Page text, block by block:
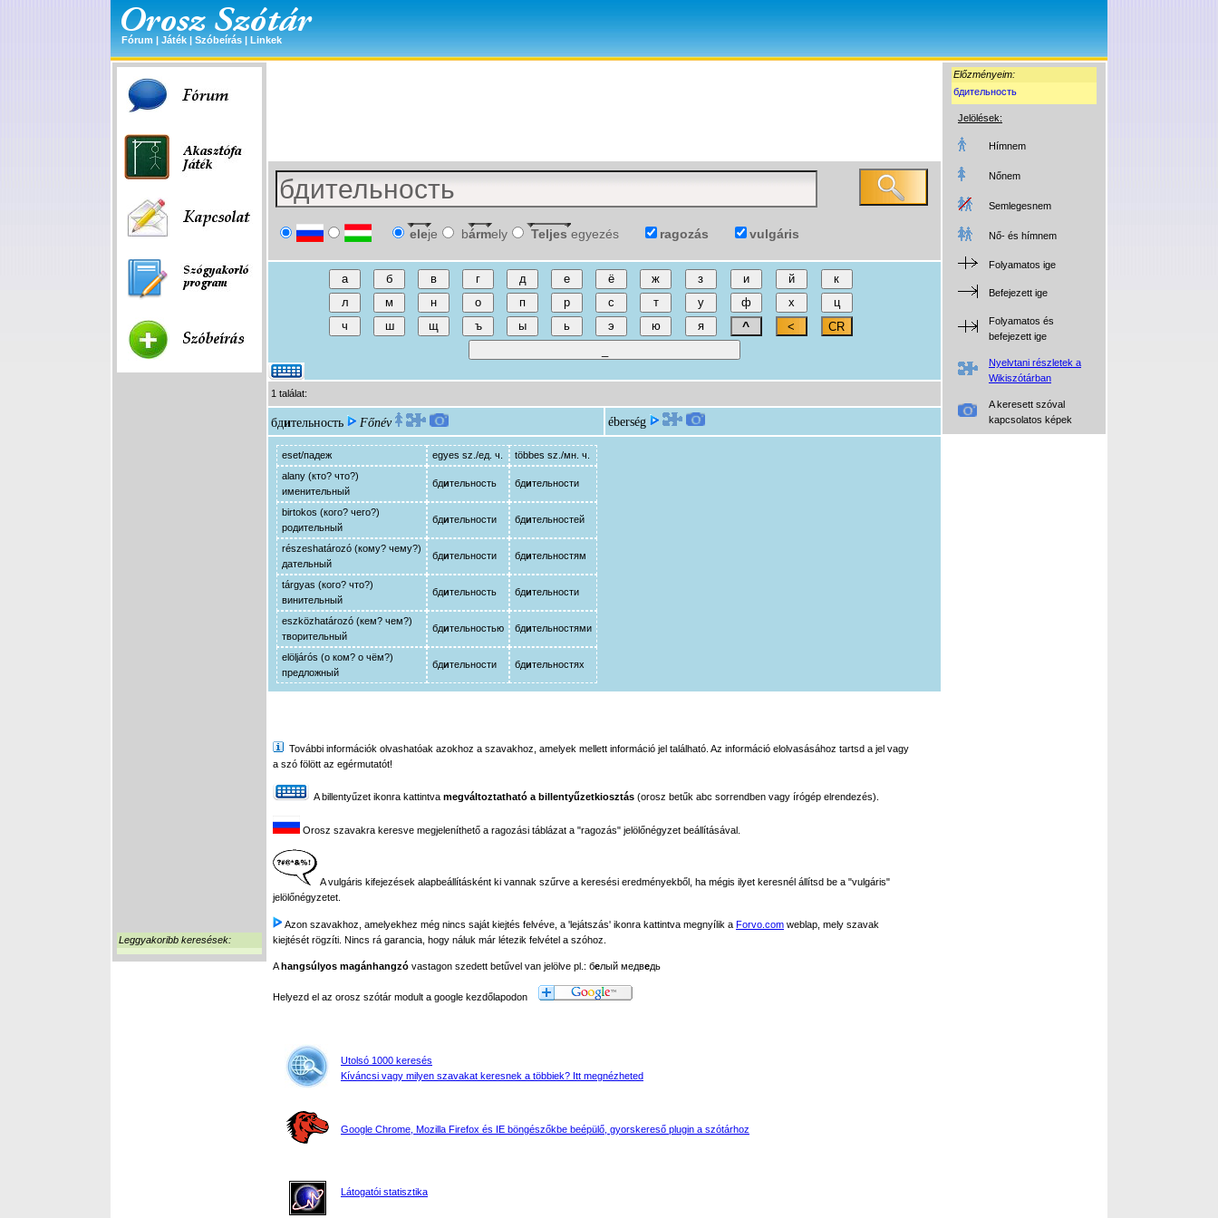
Fórum | Játék | Szóbeírás | Linkek
Előzményeim:
бдительность
Jelölések:
Hímnem
Nőnem
Semlegesnem
Nő- és hímnem
Folyamatos ige
Befejezett ige
Folyamatos és
befejezett ige
Nyelvtani részletek a
Wikiszótárban
A keresett szóval
kapcsolatos képek
Leggyakoribb keresések:
eleje bármely Teljes egyezés ragozás vulgáris
1 találat:
бдительность Főnév éberség
eset/падеж egyes sz./ед. ч.
többes sz./мн. ч.
alany (кто? что?)
именительный
бдительность бдительности
birtokos (кого? чего?)
родительный
бдительности бдительностей
részeshatározó (кому? чему?)
дательный
бдительности бдительностям
tárgyas (кого? что?)
винительный
бдительность бдительности
eszközhatározó (кем? чем?)
творительный
бдительностью бдительностями
elöljárós (о ком? о чём?)
предложный
бдительности бдительностях
További információk olvashatóak azokhoz a szavakhoz, amelyek mellett információ jel található. Az információ elolvasásához tartsd a jel vagy
a szó fölött az egérmutatót!
A billentyűzet ikonra kattintva megváltoztatható a billentyűzetkiosztás (orosz betűk abc sorrendben vagy írógép elrendezés).
Orosz szavakra keresve megjeleníthető a ragozási táblázat a "ragozás" jelölőnégyzet beállításával.
A vulgáris kifejezések alapbeállításként ki vannak szűrve a keresési eredményekből, ha mégis ilyet keresnél állítsd be a "vulgáris"
jelölőnégyzetet.
Azon szavakhoz, amelyekhez még nincs saját kiejtés felvéve, a 'lejátszás' ikonra kattintva megnyílik a Forvo.com weblap, mely szavak
kiejtését rögzíti. Nincs rá garancia, hogy náluk már létezik felvétel a szóhoz.
Ahangsúlyos magánhangzó vastagon szedett betűvel van jelölve pl.: белый медведь
Helyezd el az orosz szótár modult a google kezdőlapodon
Utolsó 1000 keresés
Kíváncsi vagy milyen szavakat keresnek a többiek? Itt megnézheted
Google Chrome, Mozilla Firefox és IE böngészőkbe beépülő, gyorskereső plugin a szótárhoz
Látogatói statisztika